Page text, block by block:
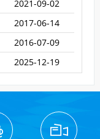
2021-09-02
2017-06-14
2016-07-09
2025-12-19